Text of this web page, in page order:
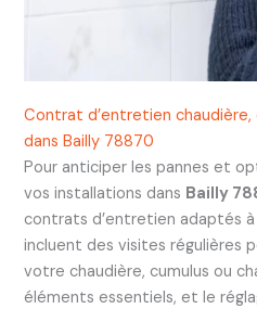
Contrat d’entretien
dans Bailly 78870
Pour anticiper les pannes et
vos installations dans Bailly
contrats d’entretien adaptés
incluent des visites régulières
votre chaudière, cumulus ou
éléments essentiels, et le